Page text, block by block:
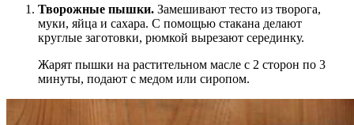
Творожные пышки. Замешивают тесто из творога,
муки, яйца и сахара. С помощью стакана делают
круглые заготовки, рюмкой вырезают серединку.
Жарят пышки на растительном масле с 2 сторон по 3
минуты, подают с медом или сиропом.